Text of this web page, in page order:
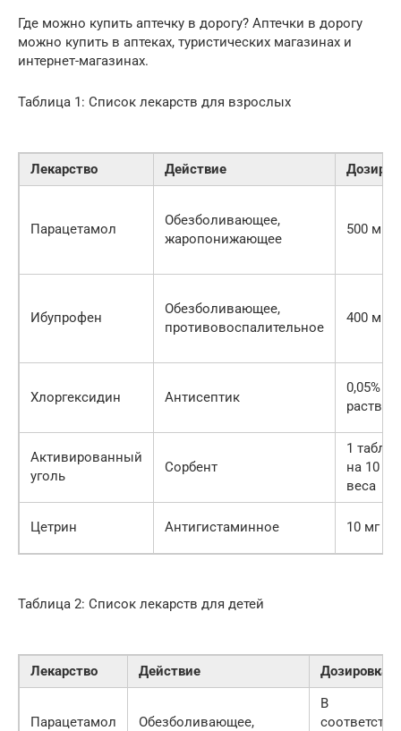
Где можно купить аптечку в дорогу? Аптечки в дорогу
можно купить в аптеках, туристических магазинах и
интернет-магазинах.
Таблица 1: Список лекарств для взрослых
Лекарство Действие
Парацетамол
Обезболивающее,
жаропонижающее
500 мг
Ибупрофен
Обезболивающее,
противовоспалительное
400 мг
Хлоргексидин Антисептик
0,05%
раствор
Активированный
уголь
Сорбент
1
на 10 кг
веса
Цетрин Антигистаминное 10 мг
Таблица 2: Список лекарств для детей
Лекарство Действие Дозировка
Парацетамол Обезболивающее,
В